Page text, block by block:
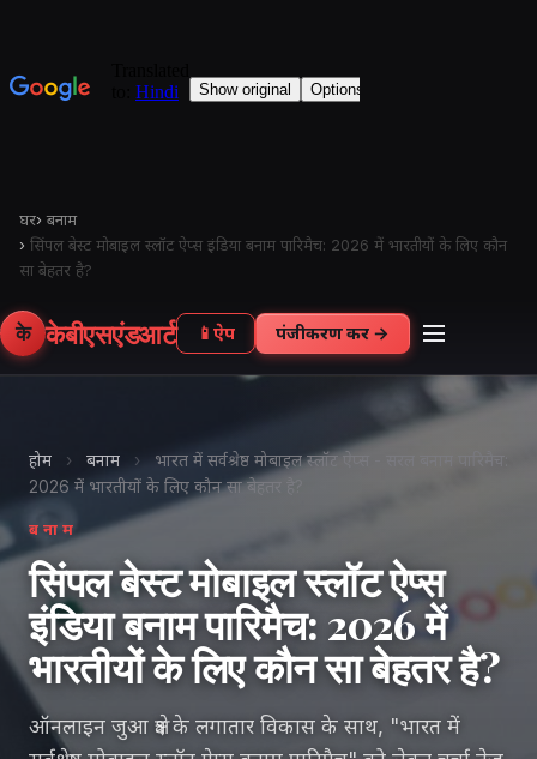
घर› बनाम
› सिंपल बेस्ट मोबाइल स्लॉट ऐप्स इंडिया बनाम पारिमैच: 2026 में भारतीयों के लिए कौन
सा बेहतर है?
के केबीएसएंडआर्ट 📱 ऐप पंजीकरण करें →
होम › बनाम ›
भारत में सर्वश्रेष्ठ मोबाइल स्लॉट ऐप्स - सरल बनाम पारिमैच:
2026 में भारतीयों के लिए कौन सा बेहतर है?
बनाम
सिंपल बेस्ट मोबाइल स्लॉट ऐप्स
इंडिया बनाम पारिमैच: 2026 में
भारतीयों के लिए कौन सा बेहतर है?
ऑनलाइन जुआ क्षेत्र के लगातार विकास के साथ, "भारत में